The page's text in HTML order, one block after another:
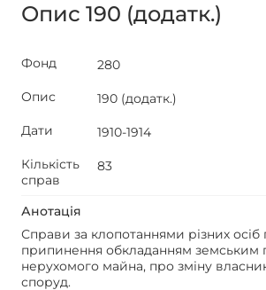
Опис 190 (додатк.)
Фонд
280
Опис
190 (додатк.)
Дати
1910-1914
Кількість
справ
83
Анотація
Справи за клопотаннями різних осіб
припинення обкладанням земським
нерухомого майна, про зміну
споруд.